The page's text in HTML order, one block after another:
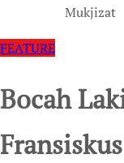
Mukjizat
FEATURE
Bocah